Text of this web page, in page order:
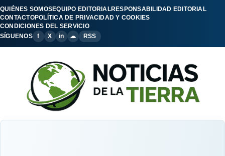
QUIÉNES SOMOSEQUIPO EDITORIALRESPONSABILIDAD EDITORIAL
CONTACTOPOLÍTICA DE PRIVACIDAD Y COOKIES
CONDICIONES DEL SERVICIO
SÍGUENOS
f X in ☁ RSS